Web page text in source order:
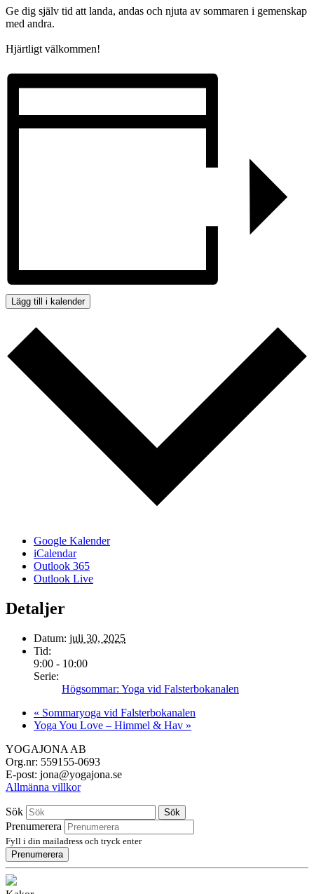
Ge dig själv tid att landa, andas och njuta av sommaren i gemenskap
med andra.
Hjärtligt välkommen!
Lägg till i kalender
Google Kalender
iCalendar
Outlook 365
Outlook Live
Detaljer
Datum: juli 30, 2025
Tid:
9:00 - 10:00
Serie:
Högsommar: Yoga vid Falsterbokanalen
« Sommaryoga vid Falsterbokanalen
Yoga You Love – Himmel & Hav »
YOGAJONA AB
Org.nr: 559155-0693
E-post: jona@yogajona.se
Allmänna villkor
Sök Sök
Prenumerera
Fyll i din mailadress och tryck enter
Prenumerera